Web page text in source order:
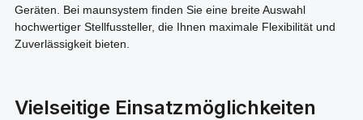
Geräten. Bei maunsystem finden Sie eine breite Auswahl
hochwertiger Stellfussteller, die Ihnen maximale Flexibilität und
Zuverlässigkeit bieten.
Vielseitige Einsatzmöglichkeiten